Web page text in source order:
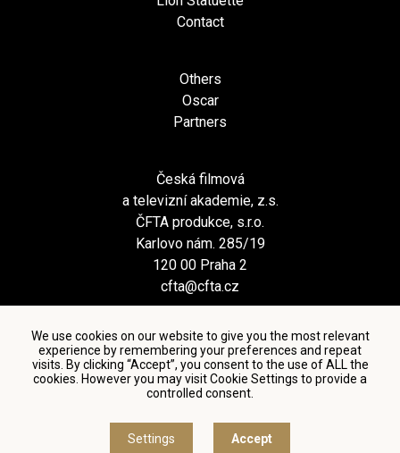
We use cookies on our website to give you the most relevant
experience by remembering your preferences and repeat
visits. By clicking “Accept”, you consent to the use of ALL the
cookies. However you may visit Cookie Settings to provide a
controlled consent.
Settings Accept
Contact
Others
Oscar
Partners
Česká filmová
a televizní akademie, z.s.
ČFTA produkce, s.r.o.
Karlovo nám. 285/19
120 00 Praha 2
cfta@cfta.cz
Terms and conditions of using personal data and privacy
© Česká filmová a televizní akademie, 2018 - 2026